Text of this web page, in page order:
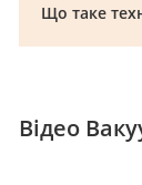
Що таке
Відео